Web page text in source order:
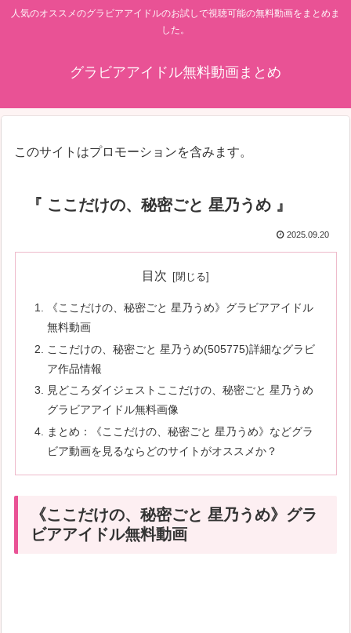
人気のオススメのグラビアアイドルのお試しで視聴可能の無料動画をまとめま
した。
グラビアアイドル無料動画まとめ
このサイトはプロモーションを含みます。
『 ここだけの、秘密ごと 星乃うめ 』
2025.09.20
目次
《ここだけの、秘密ごと 星乃うめ》グラビアアイドル
無料動画
ここだけの、秘密ごと 星乃うめ(505775)詳細なグラビ
ア作品情報
見どころダイジェストここだけの、秘密ごと 星乃うめ
グラビアアイドル無料画像
まとめ：《ここだけの、秘密ごと 星乃うめ》などグラ
ビア動画を見るならどのサイトがオススメか？
《ここだけの、秘密ごと 星乃うめ》グラ
ビアアイドル無料動画